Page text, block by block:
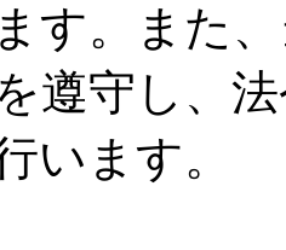
す。また
遵守し、
います。